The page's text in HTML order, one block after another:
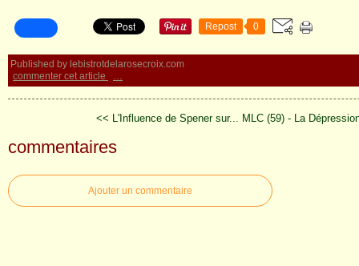
Repost 0
Published by lebistrotdelarosecroix.com
commenter cet article
…
<< L'Influence de Spener sur... MLC (59) - La
commentaires
Ajouter un commentaire